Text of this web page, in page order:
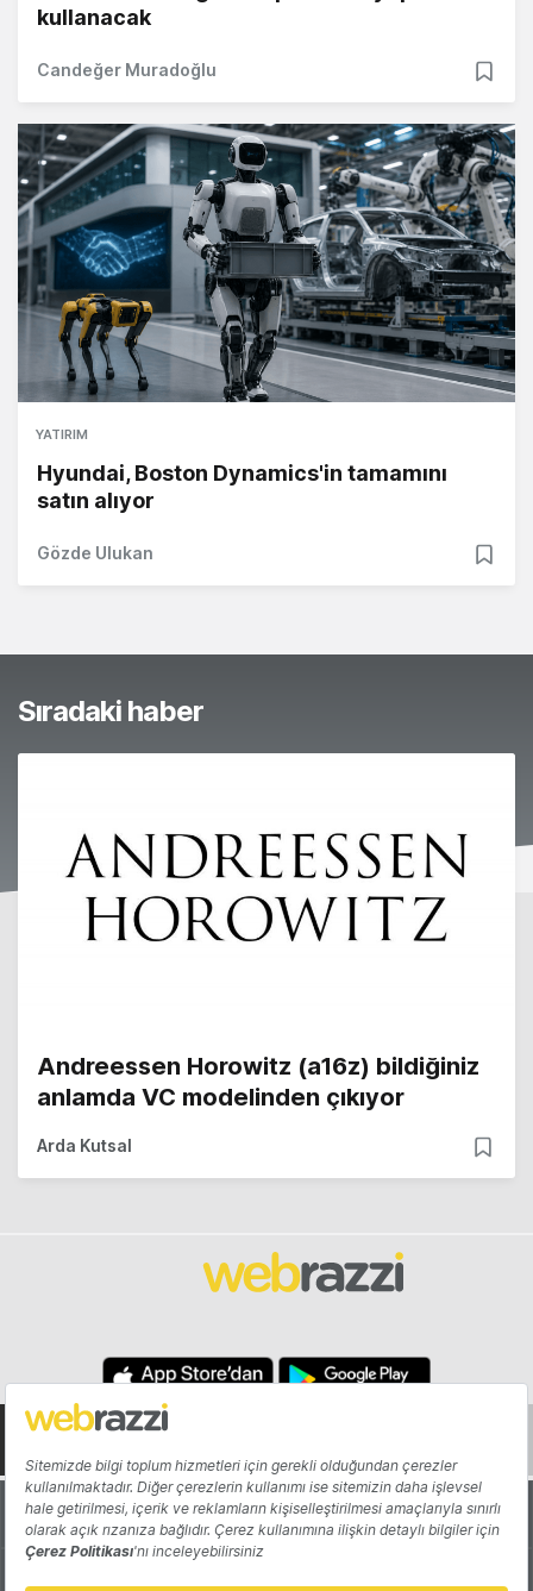
kullanacak
Candeğer Muradoğlu
YATIRIM
Hyundai, Boston Dynamics'in tamamını
satın alıyor
Gözde Ulukan
Sıradaki haber
Andreessen Horowitz (a16z) bildiğiniz
anlamda VC modelinden çıkıyor
Arda Kutsal
Hakkında Yazarlar
Katkıda Bulun Reklam